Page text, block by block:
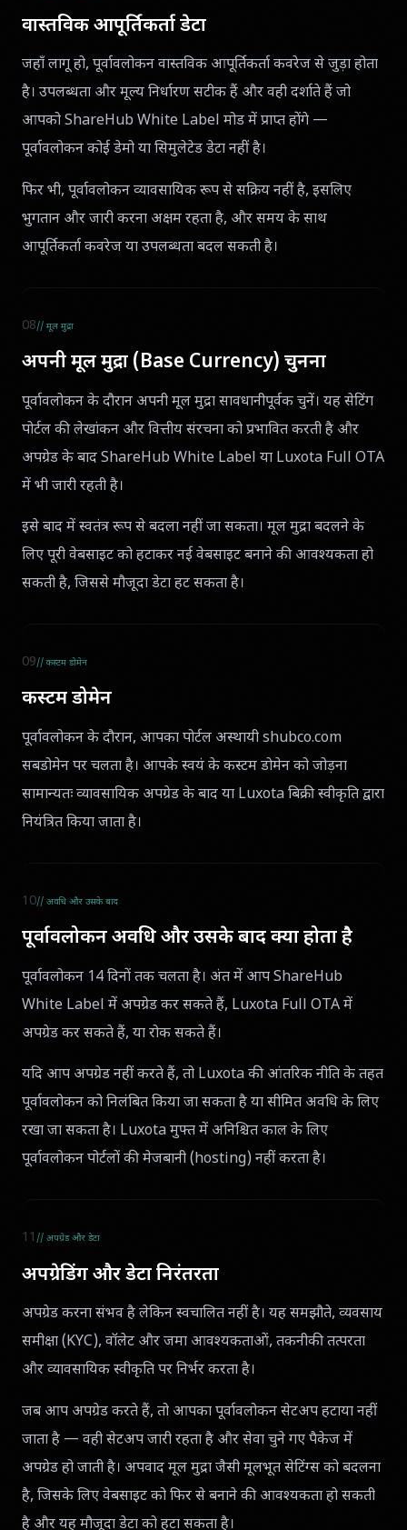
वास्तविक आपूर्तिकर्ता डेटा
जहाँ लागू हो, पूर्वावलोकन वास्तविक आपूर्तिकर्ता कवरेज से जुड़ा होता
है। उपलब्धता और मूल्य निर्धारण सटीक हैं और वही दर्शाते हैं जो
आपको ShareHub White Label मोड में प्राप्त होंगे —
पूर्वावलोकन कोई डेमो या सिमुलेटेड डेटा नहीं है।
फिर भी, पूर्वावलोकन व्यावसायिक रूप से सक्रिय नहीं है, इसलिए
भुगतान और जारी करना अक्षम रहता है, और समय के साथ
आपूर्तिकर्ता कवरेज या उपलब्धता बदल सकती है।
08// मूल मुद्रा
अपनी मूल मुद्रा (Base Currency) चुनना
पूर्वावलोकन के दौरान अपनी मूल मुद्रा सावधानीपूर्वक चुनें। यह सेटिंग
पोर्टल की लेखांकन और वित्तीय संरचना को प्रभावित करती है और
अपग्रेड के बाद ShareHub White Label या Luxota Full OTA
में भी जारी रहती है।
इसे बाद में स्वतंत्र रूप से बदला नहीं जा सकता। मूल मुद्रा बदलने के
लिए पूरी वेबसाइट को हटाकर नई वेबसाइट बनाने की आवश्यकता हो
सकती है, जिससे मौजूदा डेटा हट सकता है।
09// कस्टम डोमेन
कस्टम डोमेन
पूर्वावलोकन के दौरान, आपका पोर्टल अस्थायी shubco.com
सबडोमेन पर चलता है। आपके स्वयं के कस्टम डोमेन को जोड़ना
सामान्यतः व्यावसायिक अपग्रेड के बाद या Luxota बिक्री स्वीकृति द्वारा
नियंत्रित किया जाता है।
10// अवधि और उसके बाद
पूर्वावलोकन अवधि और उसके बाद क्या होता है
पूर्वावलोकन 14 दिनों तक चलता है। अंत में आप ShareHub
White Label में अपग्रेड कर सकते हैं, Luxota Full OTA में
अपग्रेड कर सकते हैं, या रोक सकते हैं।
यदि आप अपग्रेड नहीं करते हैं, तो Luxota की आंतरिक नीति के तहत
पूर्वावलोकन को निलंबित किया जा सकता है या सीमित अवधि के लिए
रखा जा सकता है। Luxota मुफ्त में अनिश्चित काल के लिए
पूर्वावलोकन पोर्टलों की मेजबानी (hosting) नहीं करता है।
11 // अपग्रेड और डेटा
अपग्रेडिंग और डेटा निरंतरता
अपग्रेड करना संभव है लेकिन स्वचालित नहीं है। यह समझौते, व्यवसाय
समीक्षा (KYC), वॉलेट और जमा आवश्यकताओं, तकनीकी तत्परता
और व्यावसायिक स्वीकृति पर निर्भर करता है।
जब आप अपग्रेड करते हैं, तो आपका पूर्वावलोकन सेटअप हटाया नहीं
जाता है — वही सेटअप जारी रहता है और सेवा चुने गए पैकेज में
अपग्रेड हो जाती है। अपवाद मूल मुद्रा जैसी मूलभूत सेटिंग्स को बदलना
है, जिसके लिए वेबसाइट को फिर से बनाने की आवश्यकता हो सकती
है और यह मौजूदा डेटा को हटा सकता है।